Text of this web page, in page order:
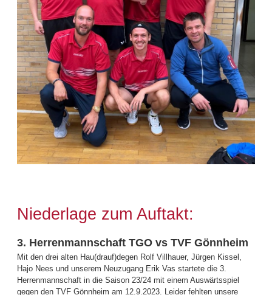
Niederlage zum Auftakt:
3. Herrenmannschaft TGO vs TVF Gönnheim
Mit den drei alten Hau(drauf)degen Rolf Villhauer, Jürgen Kissel,
Hajo Nees und unserem Neuzugang Erik Vas startete die 3.
Herrenmannschaft in die Saison 23/24 mit einem Auswärtsspiel
gegen den TVF Gönnheim am 12.9.2023. Leider fehlten unsere